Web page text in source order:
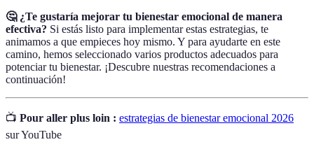
🤔 ¿Te gustaría mejorar tu bienestar emocional de manera
efectiva? Si estás listo para implementar estas estrategias, te
animamos a que empieces hoy mismo. Y para ayudarte en este
camino, hemos seleccionado varios productos adecuados para
potenciar tu bienestar. ¡Descubre nuestras recomendaciones a
continuación!
📺 Pour aller plus loin : estrategias de bienestar emocional 2026
sur YouTube